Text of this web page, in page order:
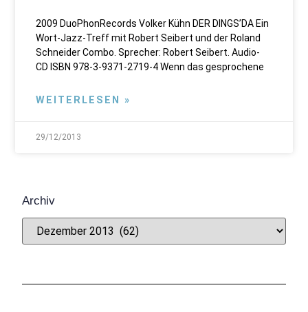
2009 DuoPhonRecords Volker Kühn DER DINGS’DA Ein
Wort-Jazz-Treff mit Robert Seibert und der Roland
Schneider Combo. Sprecher: Robert Seibert. Audio-
CD ISBN 978-3-9371-2719-4 Wenn das gesprochene
WEITERLESEN »
29/12/2013
Archiv